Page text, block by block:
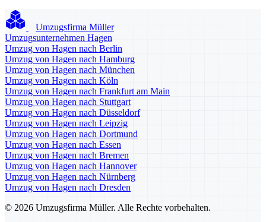
Umzugsfirma Müller
Umzugsunternehmen Hagen
Umzug von Hagen nach Berlin
Umzug von Hagen nach Hamburg
Umzug von Hagen nach München
Umzug von Hagen nach Köln
Umzug von Hagen nach Frankfurt am Main
Umzug von Hagen nach Stuttgart
Umzug von Hagen nach Düsseldorf
Umzug von Hagen nach Leipzig
Umzug von Hagen nach Dortmund
Umzug von Hagen nach Essen
Umzug von Hagen nach Bremen
Umzug von Hagen nach Hannover
Umzug von Hagen nach Nürnberg
Umzug von Hagen nach Dresden
© 2026 Umzugsfirma Müller. Alle Rechte vorbehalten.